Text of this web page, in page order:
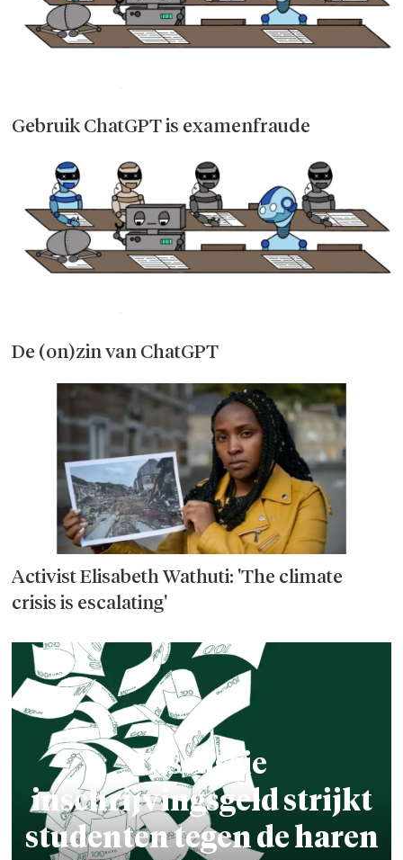
Gebruik ChatGPT is examenfraude
De (on)zin van ChatGPT
Activist Elisabeth Wathuti: 'The climate
crisis is escalating'
Discussie
inschrijvingsgeld strijkt
studenten tegen de haren